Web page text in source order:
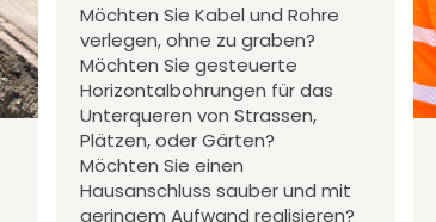
Möchten Sie Kabel und Rohre
verlegen, ohne zu graben?
Möchten Sie gesteuerte
Horizontalbohrungen für das
Unterqueren von Strassen,
Plätzen, oder Gärten?
Möchten Sie einen
Hausanschluss sauber und mit
geringem Aufwand realisieren?